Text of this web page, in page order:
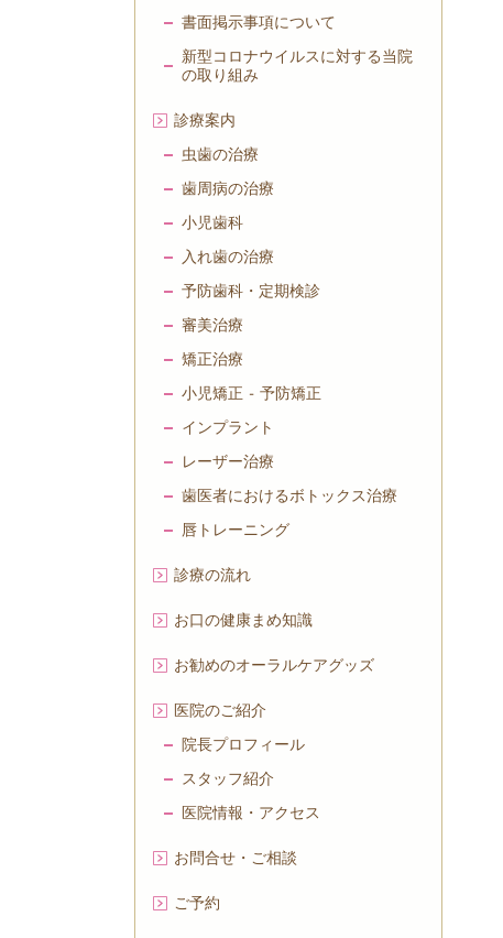
書面掲示事項について
新型コロナウイルスに対する当院
の取り組み
診療案内
虫歯の治療
歯周病の治療
小児歯科
入れ歯の治療
予防歯科・定期検診
審美治療
矯正治療
小児矯正 - 予防矯正
インプラント
レーザー治療
歯医者におけるボトックス治療
唇トレーニング
診療の流れ
お口の健康まめ知識
お勧めのオーラルケアグッズ
医院のご紹介
院長プロフィール
スタッフ紹介
医院情報・アクセス
お問合せ・ご相談
ご予約